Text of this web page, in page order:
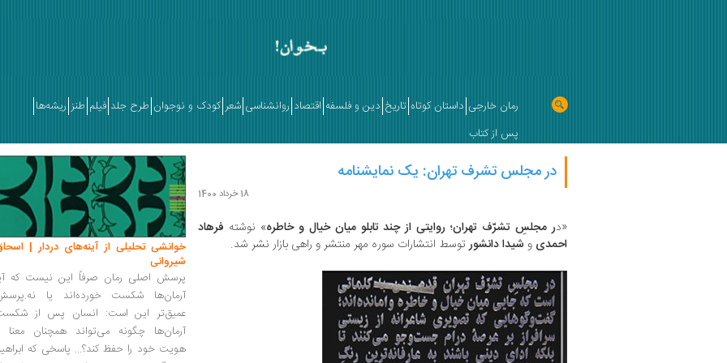
رمان خارجی داستان کوتاه تاریخ دین و فلسفه اقتصاد روانشناسی شعر کودک و نوجوان طرح جلد فیلم طنز ریشه‌ها
پس از کتاب
در مجلس تشرف تهران: یک نمایشنامه
18 خرداد 1400
«در مجلسِ تشرّف تهران؛ روایتی از چند تابلو میان خیال و خاطره» نوشته فرهاد
احمدی و شیدا دانشورتوسط انتشارات سوره مهر منتشر و راهی بازار نشر شد.
خوانشی تحلیلی از آینه‌های دردار |
شیروانی
پرسش اصلی رمان صرفاً این نیست که
آرمان‌ها شکست خورده‌اند یا
عمیق‌تر این است: انسان پس از
آرمان‌ها چگونه می‌تواند همچنان معنا
هویت خود را حفظ کند؟... پاسخی که